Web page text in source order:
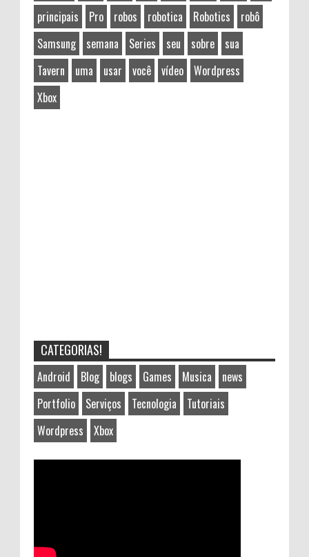
principais
Pro robos robotica Robotics
robô
Samsung
semana Series seu sobre
sua
Tavern
uma usar você vídeo
Wordpress
Xbox
CATEGORIAS!
Android Blog blogs Games Musica
news
Portfolio
Serviços Tecnologia
Tutoriais
Wordpress
Xbox